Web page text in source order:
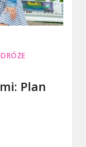
Plan